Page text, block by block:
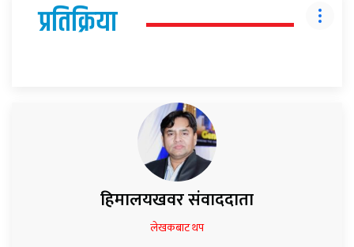
प्रतिक्रिया
हिमालयखवर संवाददाता
लेखकबाट थप